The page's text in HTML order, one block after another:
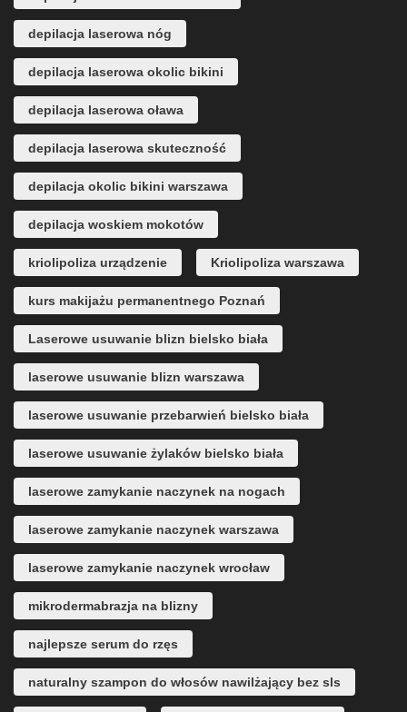
depilacja laserowa nóg
depilacja laserowa okolic bikini
depilacja laserowa oława
depilacja laserowa skuteczność
depilacja okolic bikini warszawa
depilacja woskiem mokotów
kriolipoliza urządzenie Kriolipoliza warszawa
kurs makijażu permanentnego Poznań
Laserowe usuwanie blizn bielsko biała
laserowe usuwanie blizn warszawa
laserowe usuwanie przebarwień bielsko biała
laserowe usuwanie żylaków bielsko biała
laserowe zamykanie naczynek na nogach
laserowe zamykanie naczynek warszawa
laserowe zamykanie naczynek wrocław
mikrodermabrazja na blizny
najlepsze serum do rzęs
naturalny szampon do włosów nawilżający bez sls